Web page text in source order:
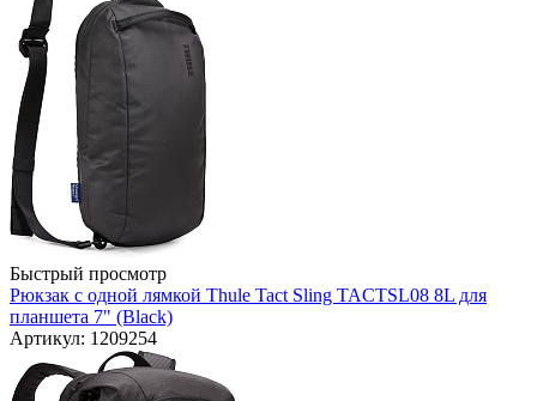
Быстрый просмотр
Рюкзак с одной лямкой Thule Tact Sling TACTSL08 8L для
планшета 7" (Black)
Артикул: 1209254